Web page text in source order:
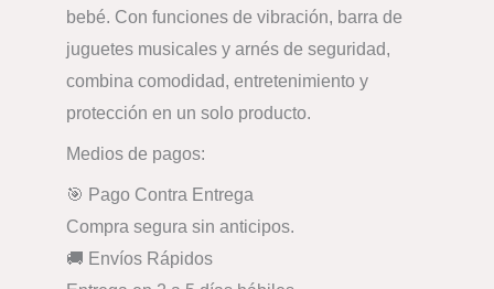
bebé. Con funciones de vibración, barra de
juguetes musicales y arnés de seguridad,
combina comodidad, entretenimiento y
protección en un solo producto.
Medios de pagos:
🎯 Pago Contra Entrega
Compra segura sin anticipos.
🚚 Envíos Rápidos